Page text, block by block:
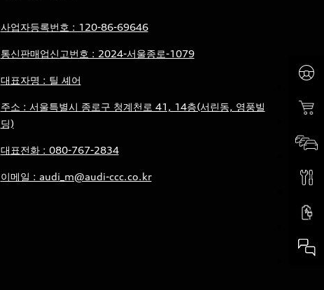
사업자등록번호 : 120-86-69646
통신판매업신고번호 : 2024-서울종로-1079
대표자명 : 틸 셰어
주소 : 서울특별시 종로구 청계천로 41, 14층(서린동, 영풍빌
딩)
대표전화 : 080-767-2834
이메일 : audi_m@audi-ccc.co.kr